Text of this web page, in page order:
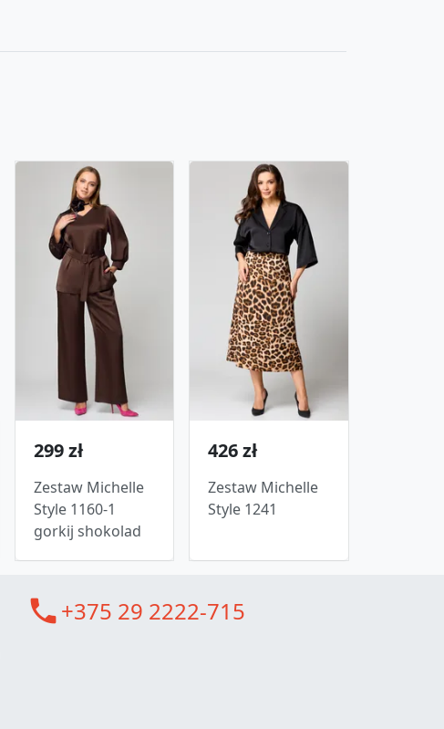
299 zł
Zestaw Michelle
Style 1160-1
gorkij shokolad
426 zł
Zestaw Michelle
Style 1241
call+375 29 2222-715